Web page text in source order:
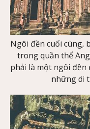
Ngôi đền cuối cùng,
trong quần thể
phải là một ngôi đền
những di